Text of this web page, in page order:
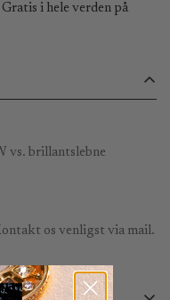
i hele verden på
vs. brillantslebne
os venligst via mail.